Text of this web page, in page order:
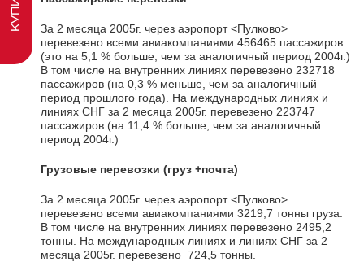
За 2 месяца 2005г. через аэропорт <Пулково>
перевезено всеми авиакомпаниями 456465 пассажиров
(это на 5,1 % больше, чем за аналогичный период 2004г.)
В том числе на внутренних линиях перевезено 232718
пассажиров (на 0,3 % меньше, чем за аналогичный
период прошлого года). На международных линиях и
линиях СНГ за 2 месяца 2005г. перевезено 223747
пассажиров (на 11,4 % больше, чем за аналогичный
период 2004г.)
Грузовые перевозки (груз +почта)
За 2 месяца 2005г. через аэропорт <Пулково>
перевезено всеми авиакомпаниями 3219,7 тонны груза.
В том числе на внутренних линиях перевезено 2495,2
тонны. На международных линиях и линиях СНГ за 2
месяца 2005г. перевезено 724,5 тонны.